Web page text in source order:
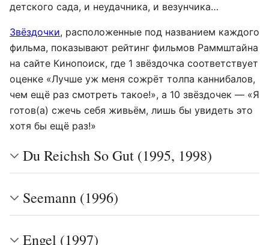
детского сада, и неудачника, и везунчика…
Звёздочки, расположенные под названием каждого
фильма, показывают рейтинг фильмов Раммштайна
на сайте Кинопоиск, где 1 звёздочка соответствует
оценке «Лучше уж меня сожрёт толпа каннибалов,
чем ещё раз смотреть такое!», а 10 звёздочек — «Я
готов(а) сжечь себя живьём, лишь бы увидеть это
хотя бы ещё раз!»
Du Reichsh So Gut (1995, 1998)
Seemann (1996)
Engel (1997)